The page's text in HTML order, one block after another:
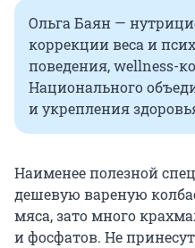
Ольга Баян —
коррекции веса и
поведения, wellness-
Национального
и укрепления
Наименее полезной
дешевую вареную
мяса, зато много
и фосфатов. Не